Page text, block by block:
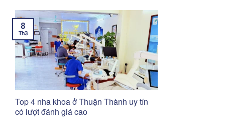
Top 4 nha khoa ở Thuận Thành uy tín
có lượt đánh giá cao
8
Th3